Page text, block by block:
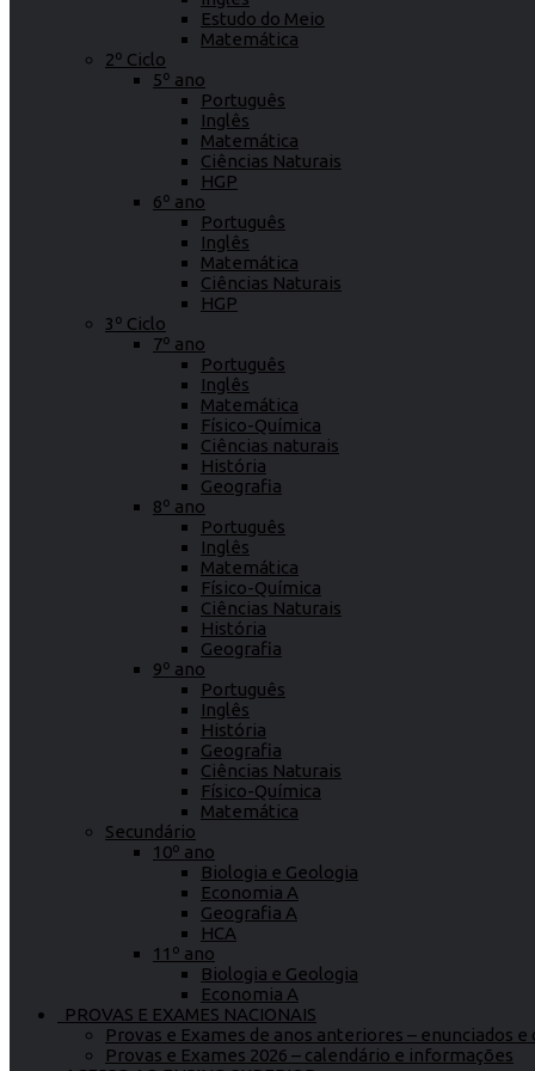
Estudo do Meio
Matemática
2º Ciclo
5º ano
Português
Inglês
Matemática
Ciências Naturais
HGP
6º ano
Português
Inglês
Matemática
Ciências Naturais
HGP
3º Ciclo
7º ano
Português
Inglês
Matemática
Físico-Química
Ciências naturais
História
Geografia
8º ano
Português
Inglês
Matemática
Físico-Química
Ciências Naturais
História
Geografia
9º ano
Português
Inglês
História
Geografia
Ciências Naturais
Físico-Química
Matemática
Secundário
10º ano
Biologia e Geologia
Economia A
Geografia A
HCA
11º ano
Biologia e Geologia
Economia A
PROVAS E EXAMES NACIONAIS
Provas e Exames de anos anteriores – enunciados
Provas e Exames 2026 – calendário e informações